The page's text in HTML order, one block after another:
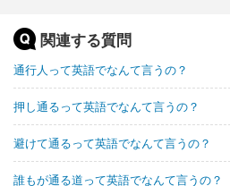
関連する質問
通行人って英語でなんて言うの？
押し通るって英語でなんて言うの？
避けて通るって英語でなんて言うの？
誰もが通る道って英語でなんて言うの？